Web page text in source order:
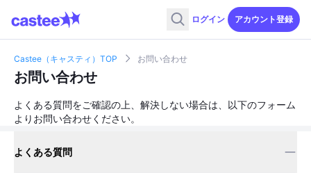
ログイン アカウント登録
Castee（キャスティ）TOP お問い合わせ
お問い合わせ
よくある質問をご確認の上、解決しない場合は、以下のフォーム
よりお問い合わせください。
よくある質問